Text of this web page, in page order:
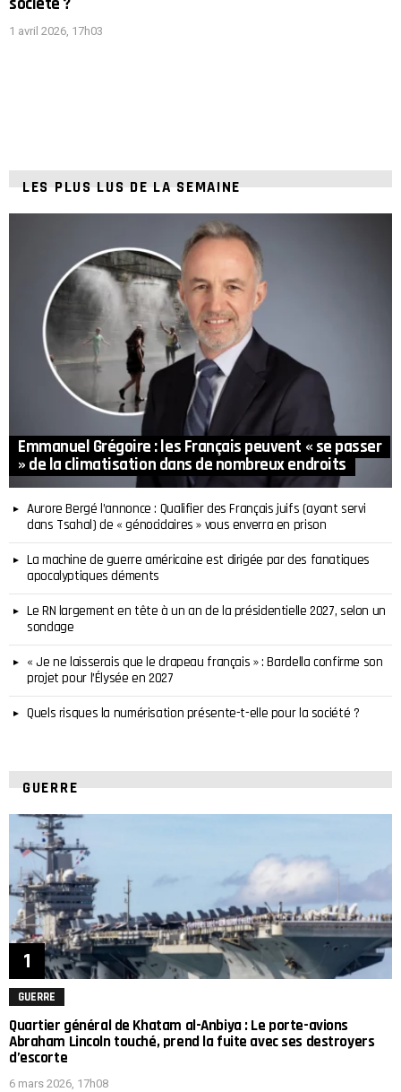
1 avril 2026, 17h03
LES PLUS LUS DE LA SEMAINE
Emmanuel Grégoire : les Français peuvent « se passer
» de la climatisation dans de nombreux endroits
Aurore Bergé l’annonce : Qualifier des Français juifs (ayant servi
dans Tsahal) de « génocidaires » vous enverra en prison
La machine de guerre américaine est dirigée par des fanatiques
apocalyptiques déments
Le RN largement en tête à un an de la présidentielle 2027, selon un
sondage
« Je ne laisserais que le drapeau français » : Bardella confirme son
projet pour l’Élysée en 2027
Quels risques la numérisation présente-t-elle pour la société ?
GUERRE
GUERRE
Quartier général de Khatam al-Anbiya : Le porte-avions
Abraham Lincoln touché, prend la fuite avec ses destroyers
d’escorte
6 mars 2026, 17h08